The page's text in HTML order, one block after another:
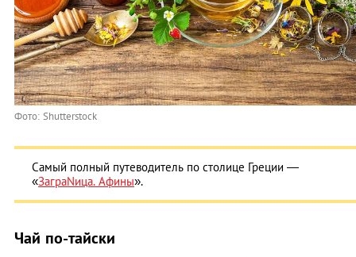
Фото: Shutterstock
Самый полный путеводитель по столице Греции —
«ЗаграNица. Афины».
Чай по-тайски